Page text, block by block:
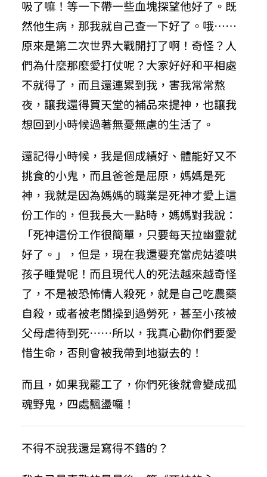
吸了嘛！等一下帶一些血塊探望他好了。既
然他生病，那我就自己查一下好了。哦⋯⋯
原來是第二次世界大戰開打了啊！奇怪？人
們為什麼那麼愛打仗呢？大家好好和平相處
不就得了，而且還連累到我，害我常常熬
夜，讓我還得買天堂的補品來提神，也讓我
想回到小時候過著無憂無慮的生活了。
還記得小時候，我是個成績好、體能好又不
挑食的小鬼，而且爸爸是屈原，媽媽是死
神，我就是因為媽媽的職業是死神才愛上這
份工作的，但我長大一點時，媽媽對我說：
「死神這份工作很簡單，只要每天拉幽靈就
好了。」，但是，現在我還要充當虎姑婆哄
孩子睡覺呢！而且現代人的死法越來越奇怪
了，不是被恐怖情人殺死，就是自己吃農藥
自殺，或者被老闆操到過勞死，甚至小孩被
父母虐待到死⋯⋯所以，我真心勸你們要愛
惜生命，否則會被我帶到地嶽去的！
而且，如果我罷工了，你們死後就會變成孤
魂野鬼，四處飄盪囉！
不得不說我還是寫得不錯的？